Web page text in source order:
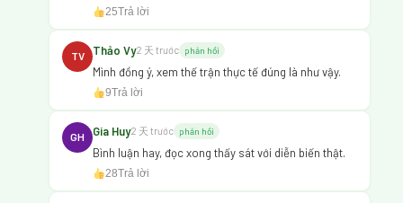
25Trả lời
TV Thảo Vy2 天 trước phản hồi
Mình đồng ý, xem thế trận thực tế đúng là như vậy.
9Trả lời
GH Gia Huy2 天 trước phản hồi
Bình luận hay, đọc xong thấy sát với diễn biến thật.
28Trả lời